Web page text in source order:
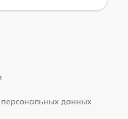
персональных данных